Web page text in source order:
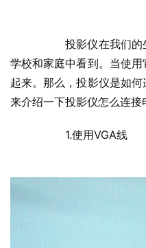
学校和家庭中看到。当使
起来。那么，投影仪是如
来介绍一下投影仪怎么连接
  	1.使用VGA线